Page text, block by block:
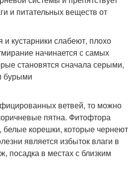
и питательных веществ от
кустарники слабеют, плохо
начинается с самых
становятся сначала серыми,
бурыми
ветвей, то можно
пятна. Фитофтора
корешки, которые чернеют
является избыток влаги в
посадка в местах с близким